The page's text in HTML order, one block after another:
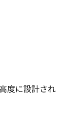
度に設計され